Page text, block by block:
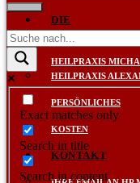
DIE
PRAXEN
HEILPRAXIS
HEILPRAXIS
PERSÖNLICHES
KOSTEN
KONTAKT
Exact matches only
Search in title
Search in content